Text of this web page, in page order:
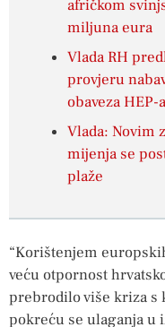
afričkom
miljuna eura
Vlada RH
provjeru
obaveza
Vlada: Novim
mijenja se
plaže
“Korištenjem
veću otpornost
prebrodilo više kriza s
pokreću se ulaganja u